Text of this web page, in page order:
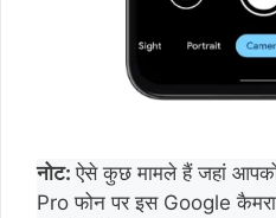
नोट:ऐसे कुछ मामले हैं जहां
Pro फोन पर इस Google